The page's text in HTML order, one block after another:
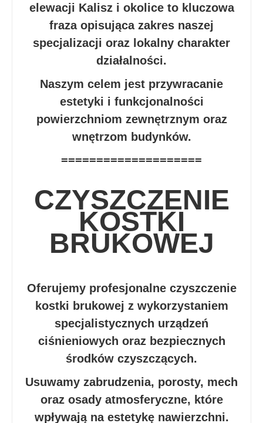
elewacji Kalisz i okolice to kluczowa
fraza opisująca zakres naszej
specjalizacji oraz lokalny charakter
działalności.
Naszym celem jest przywracanie
estetyki i funkcjonalności
powierzchniom zewnętrznym oraz
wnętrzom budynków.
====================
CZYSZCZENIE
KOSTKI
BRUKOWEJ
Oferujemy profesjonalne czyszczenie
kostki brukowej z wykorzystaniem
specjalistycznych urządzeń
ciśnieniowych oraz bezpiecznych
środków czyszczących.
Usuwamy zabrudzenia, porosty, mech
oraz osady atmosferyczne, które
wpływają na estetykę nawierzchni.